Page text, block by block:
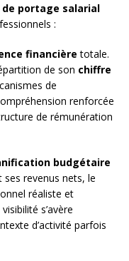
portage salarial
:
financière totale.
de son chiffre
de
renforcée
de rémunération
budgétaire
revenus nets, le
réaliste et
s’avère
d’activité parfois